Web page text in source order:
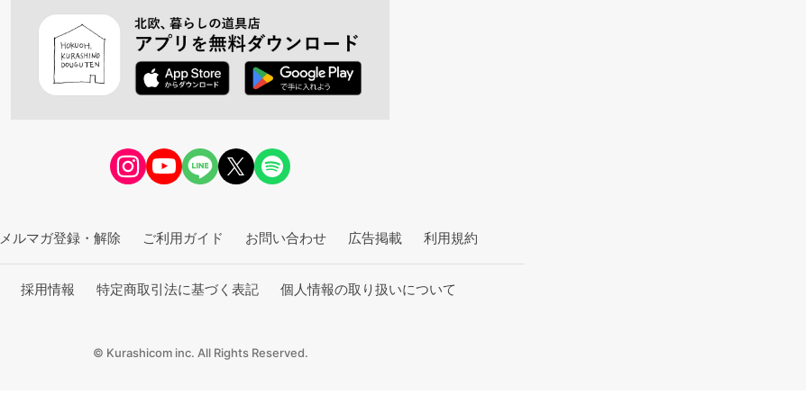
メルマガ登録・解除 ご利用ガイド お問い合わせ 広告掲載 利用規約
採用情報 特定商取引法に基づく表記 個人情報の取り扱いについて
© Kurashicom inc. All Rights Reserved.